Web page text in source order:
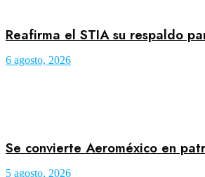
Reafirma el STIA su respaldo
6 agosto, 2026
Se convierte Aeroméxico en
5 agosto, 2026